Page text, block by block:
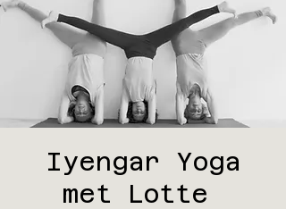
Iyengar Yoga
met Lotte